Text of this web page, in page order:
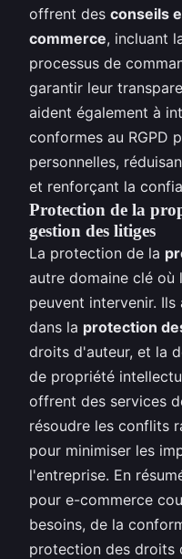
offrent des conseils
commerce, incluant
processus de
garantir leur
aident également à
conformes au RGPD
personnelles,
et renforçant la
Protection de la
gestion des litiges
La protection de la
autre domaine clé où
peuvent intervenir.
dans la protection
droits d'auteur, et la
de propriété
offrent des services
résoudre les conflits
pour minimiser les
l'entreprise. En
pour e-commerce
besoins, de la
protection des droits